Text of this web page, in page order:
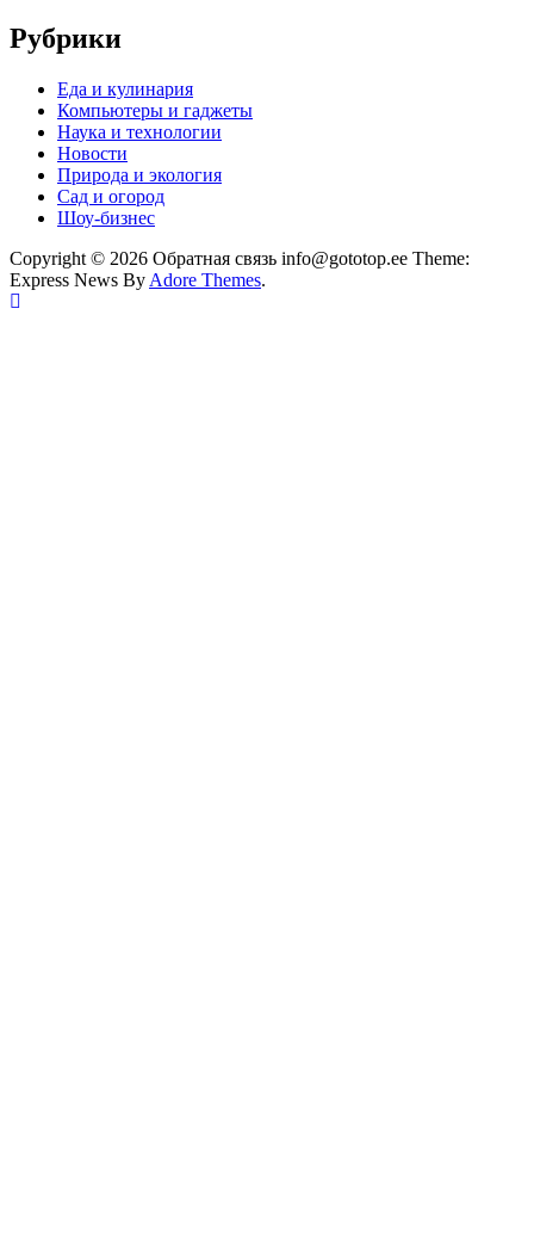
Рубрики
Еда и кулинария
Компьютеры и гаджеты
Наука и технологии
Новости
Природа и экология
Сад и огород
Шоу-бизнес
Copyright © 2026 Обратная связь info@gototop.ee Theme:
Express News By Adore Themes.